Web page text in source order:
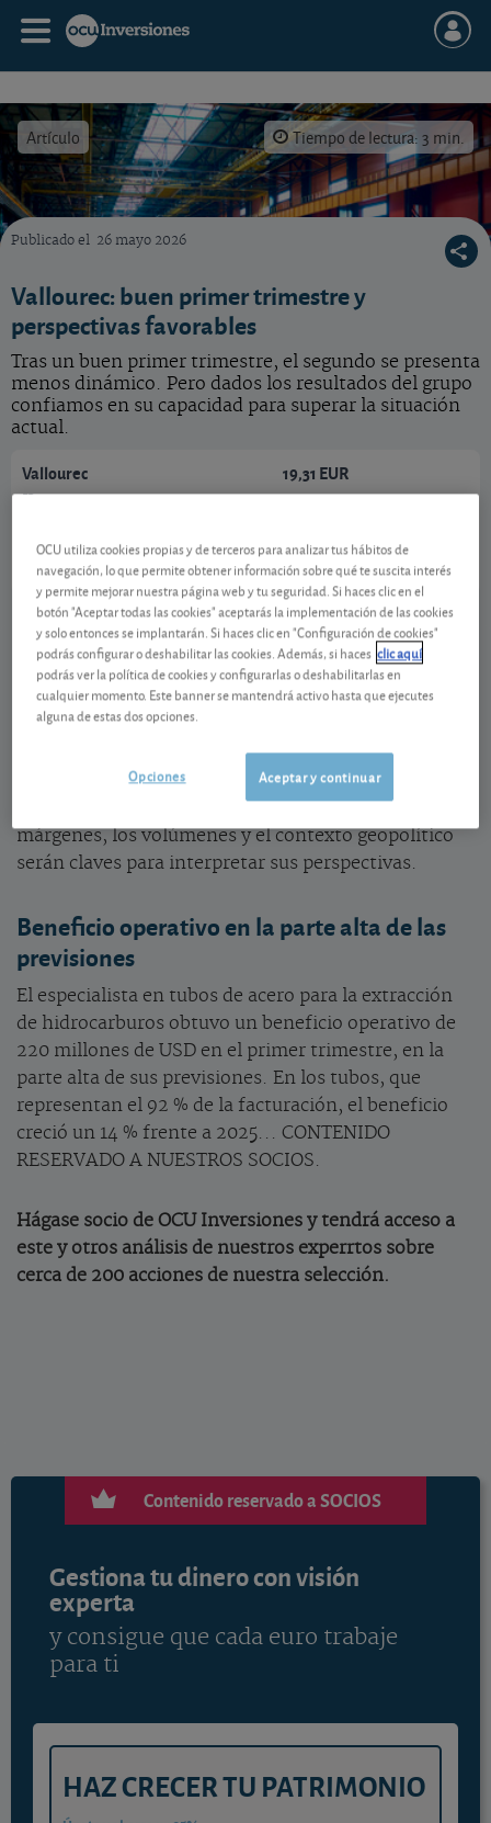
Artículo Tiempo de lectura: 3 min.
Publicado el 26 mayo 2026
Vallourec: buen primer trimestre y
perspectivas favorables
Tras un buen primer trimestre, el segundo se presenta
menos dinámico. Pero dados los resultados del grupo
confiamos en su capacidad para superar la situación
actual.
Vallourec
FR0013506730
19,31 EUR
Ver detalladamente
Aunque la acción ha subido un 73 % desde principios
de año, su valoración sigue mereciendo un análisis
detallado.
¿Qué debe valorar el inversor en Vallourec tras la
fuerte subida de la acción?
Los resultados del primer
trimestre han sido sólidos, pero la evolución de los
márgenes, los volúmenes y el contexto geopolítico
serán claves para interpretar sus perspectivas.
Beneficio operativo en la parte alta de las
previsiones
El especialista en tubos de acero para la extracción
de hidrocarburos obtuvo un beneficio operativo de
220 millones de USD en el primer trimestre, en la
parte alta de sus previsiones. En los tubos, que
representan el 92 % de la facturación, el beneficio
creció un 14 % frente a 2025... CONTENIDO
RESERVADO A NUESTROS SOCIOS.
Hágase socio de OCU Inversiones y tendrá acceso a
este y otros análisis de nuestros experrtos sobre
cerca de 200 acciones de nuestra selección.
Contenido reservado a SOCIOS
Gestiona tu dinero con visión
experta
y consigue que cada euro trabaje
para ti
HAZ CRECER TU PATRIMONIO
OCU utiliza cookies propias y de terceros para analizar tus hábitos de
navegación, lo que permite obtener información sobre qué te suscita interés
y permite mejorar nuestra página web y tu seguridad. Si haces clic en el
botón "Aceptar todas las cookies" aceptarás la implementación de las cookies
y solo entonces se implantarán. Si haces clic en "Configuración de cookies"
podrás configurar o deshabilitar las cookies. Además, si haces clic aquí
podrás ver la política de cookies y configurarlas o deshabilitarlas en
cualquier momento. Este banner se mantendrá activo hasta que ejecutes
alguna de estas dos opciones.
Aceptar y continuar
Opciones